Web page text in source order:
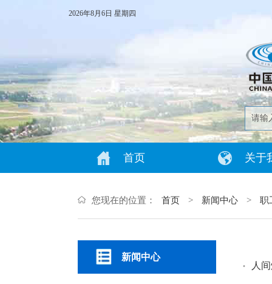
2026年8月6日 星期四
首页 关于
您现在的位置： 首页 > 新闻中心 > 职
· 人
新闻中心